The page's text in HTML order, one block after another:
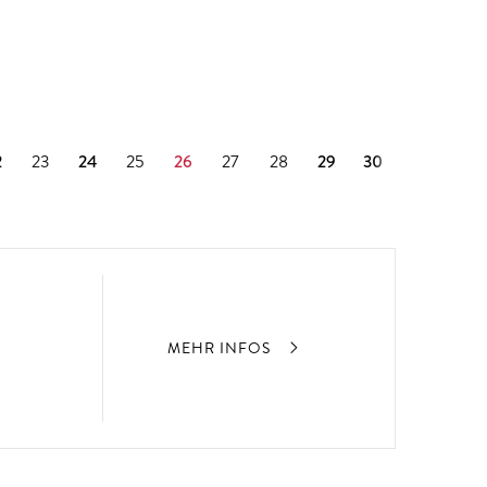
23 24 25 26 27 28 29 30
MEHR INFOS